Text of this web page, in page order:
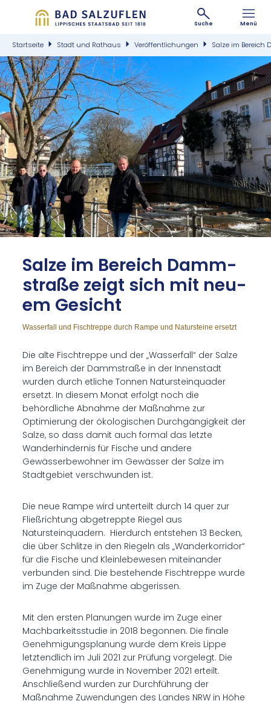
Suche Menü
Startseite Stadt und Rathaus Veröffentlichungen Salze im Bereich
©
Sal­ze im Be­reich Damm­
stra­ße zeigt sich mit neu­
em Ge­sicht
Wasserfall und Fischtreppe durch Rampe und Natursteine ersetzt
Die alte Fischtreppe und der „Wasserfall“ der Salze
im Bereich der Dammstraße in der Innenstadt
wurden durch etliche Tonnen Natursteinquader
ersetzt. In diesem Monat erfolgt noch die
behördliche Abnahme der Maßnahme zur
Optimierung der ökologischen Durchgängigkeit der
Salze, so dass damit auch formal das letzte
Wanderhindernis für Fische und andere
Gewässerbewohner im Gewässer der Salze im
Stadtgebiet verschwunden ist.
Die neue Rampe wird unterteilt durch 14 quer zur
Fließrichtung abgetreppte Riegel aus
Natursteinquadern. Hierdurch entstehen 13 Becken,
die über Schlitze in den Riegeln als „Wanderkorridor“
für die Fische und Kleinlebewesen miteinander
verbunden sind. Die bestehende Fischtreppe wurde
im Zuge der Maßnahme abgerissen.
Mit den ersten Planungen wurde im Zuge einer
Machbarkeitsstudie in 2018 begonnen. Die finale
Genehmigungsplanung wurde dem Kreis Lippe
letztendlich im Juli 2021 zur Prüfung vorgelegt. Die
Genehmigung wurde in November 2021 erteilt.
Anschließend wurden zur Durchführung der
Maßnahme Zuwendungen des Landes NRW in Höhe